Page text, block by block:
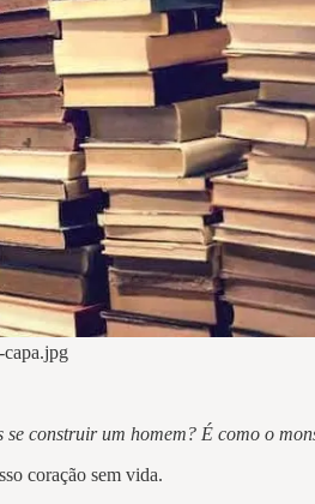
construir um homem? É como o
coração sem vida.